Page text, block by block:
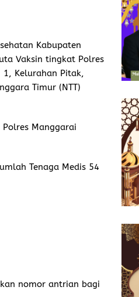
Kabupaten
Vaksin tingkat Polres
Kelurahan Pitak,
Timur (NTT)
Manggarai
Tenaga Medis 54
nomor antrian bagi